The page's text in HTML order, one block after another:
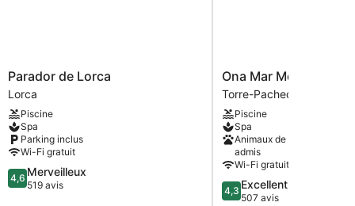
Parador
de
Lorca
Lorca
Parador de Lorca
Lorca
Piscine
Spa
Parking inclus
Wi-Fi gratuit
4.6
sur
4,6 Merveilleux
519 avis
Ona
Mar
Menor
Golf
&
Spa
Torre-
Pacheco
Ona Mar Menor Golf
Torre-Pacheco
Piscine
Spa
Animaux de compagnie
admis
Wi-Fi gratuit
4.3
sur
4,3 Excellent
507 avis